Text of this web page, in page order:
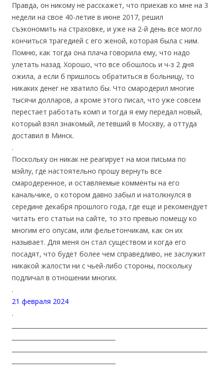
Правда, он никому не расскажет, что приехав ко мне на 3
недели на свое 40-летие в июне 2017, решил
съэкономить на страховке, и уже на 2-й день все могло
кончиться трагедией с его женой, которая была с ним.
Помню, как тогда она плача говорила ему, что надо
улетать назад. Хорошо, что все обошлось и ч-з 2 дня
ожила, а если б пришлось обратиться в больницу, то
никаких денег не хватило бы. Что смародерил многие
тысячи долларов, а кроме этого писал, что уже совсем
перестает работать комп и тогда я ему передал новый,
который взял знакомый, летевший в Москву, а оттуда
доставил в Минск.
.
Поскольку он никак не реагирует на мои письма по
мэйлу, где настоятельно прошу вернуть все
смародеренное, и оставляемые комменты на его
канальчике, о котором давно забыл и натолкнулся в
середине декабря прошлого года, где еще и рекомендует
читать его статьи на сайте, то это превью помещу ко
многим его опусам, или фельетончикам, как он их
называет. Для меня он стал существом и когда его
посадят, что будет более чем справедливо, не заслужит
никакой жалости ни с чьей-либо стороны, поскольку
подличал в отношении многих.
.
21 февраля 2024
.